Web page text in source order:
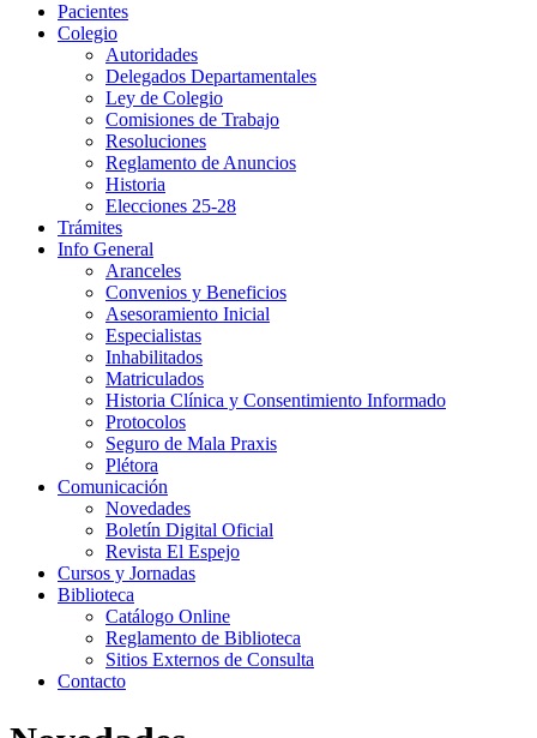
Pacientes
Colegio
Autoridades
Delegados Departamentales
Ley de Colegio
Comisiones de Trabajo
Resoluciones
Reglamento de Anuncios
Historia
Elecciones 25-28
Trámites
Info General
Aranceles
Convenios y Beneficios
Asesoramiento Inicial
Especialistas
Inhabilitados
Matriculados
Historia Clínica y Consentimiento Informado
Protocolos
Seguro de Mala Praxis
Plétora
Comunicación
Novedades
Boletín Digital Oficial
Revista El Espejo
Cursos y Jornadas
Biblioteca
Catálogo Online
Reglamento de Biblioteca
Sitios Externos de Consulta
Contacto